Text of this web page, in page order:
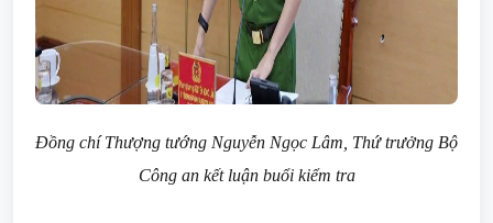
Đồng chí Thượng tướng Nguyễn Ngọc Lâm, Thứ trưởng Bộ
Công an kết luận buổi kiểm tra